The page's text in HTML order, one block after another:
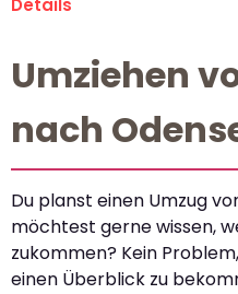
Details
Umziehen
nach
Du planst einen Umzug
möchtest gerne wissen,
zukommen? Kein
einen Überblick zu